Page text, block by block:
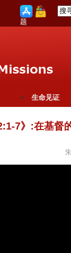
题
生命见证
7》:在基督